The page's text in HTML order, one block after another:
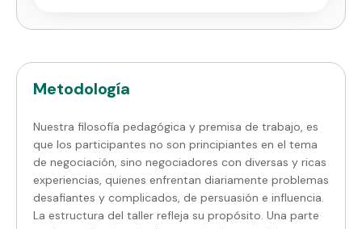
Metodología
Nuestra filosofía pedagógica y premisa de trabajo, es
que los participantes no son principiantes en el tema
de negociación, sino negociadores con diversas y ricas
experiencias, quienes enfrentan diariamente problemas
desafiantes y complicados, de persuasión e influencia.
La estructura del taller refleja su propósito. Una parte